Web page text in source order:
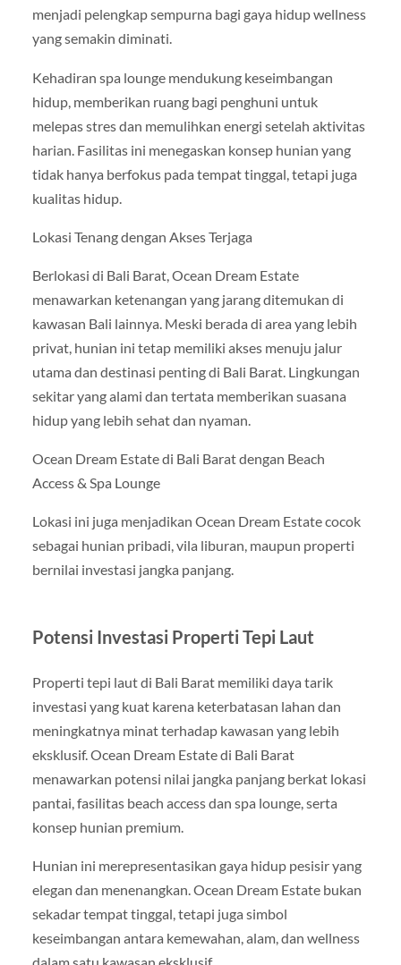
menjadi pelengkap sempurna bagi gaya hidup wellness
yang semakin diminati.
Kehadiran spa lounge mendukung keseimbangan
hidup, memberikan ruang bagi penghuni untuk
melepas stres dan memulihkan energi setelah aktivitas
harian. Fasilitas ini menegaskan konsep hunian yang
tidak hanya berfokus pada tempat tinggal, tetapi juga
kualitas hidup.
Lokasi Tenang dengan Akses Terjaga
Berlokasi di Bali Barat, Ocean Dream Estate
menawarkan ketenangan yang jarang ditemukan di
kawasan Bali lainnya. Meski berada di area yang lebih
privat, hunian ini tetap memiliki akses menuju jalur
utama dan destinasi penting di Bali Barat. Lingkungan
sekitar yang alami dan tertata memberikan suasana
hidup yang lebih sehat dan nyaman.
Ocean Dream Estate di Bali Barat dengan Beach
Access & Spa Lounge
Lokasi ini juga menjadikan Ocean Dream Estate cocok
sebagai hunian pribadi, vila liburan, maupun properti
bernilai investasi jangka panjang.
Potensi Investasi Properti Tepi Laut
Properti tepi laut di Bali Barat memiliki daya tarik
investasi yang kuat karena keterbatasan lahan dan
meningkatnya minat terhadap kawasan yang lebih
eksklusif. Ocean Dream Estate di Bali Barat
menawarkan potensi nilai jangka panjang berkat lokasi
pantai, fasilitas beach access dan spa lounge, serta
konsep hunian premium.
Hunian ini merepresentasikan gaya hidup pesisir yang
elegan dan menenangkan. Ocean Dream Estate bukan
sekadar tempat tinggal, tetapi juga simbol
keseimbangan antara kemewahan, alam, dan wellness